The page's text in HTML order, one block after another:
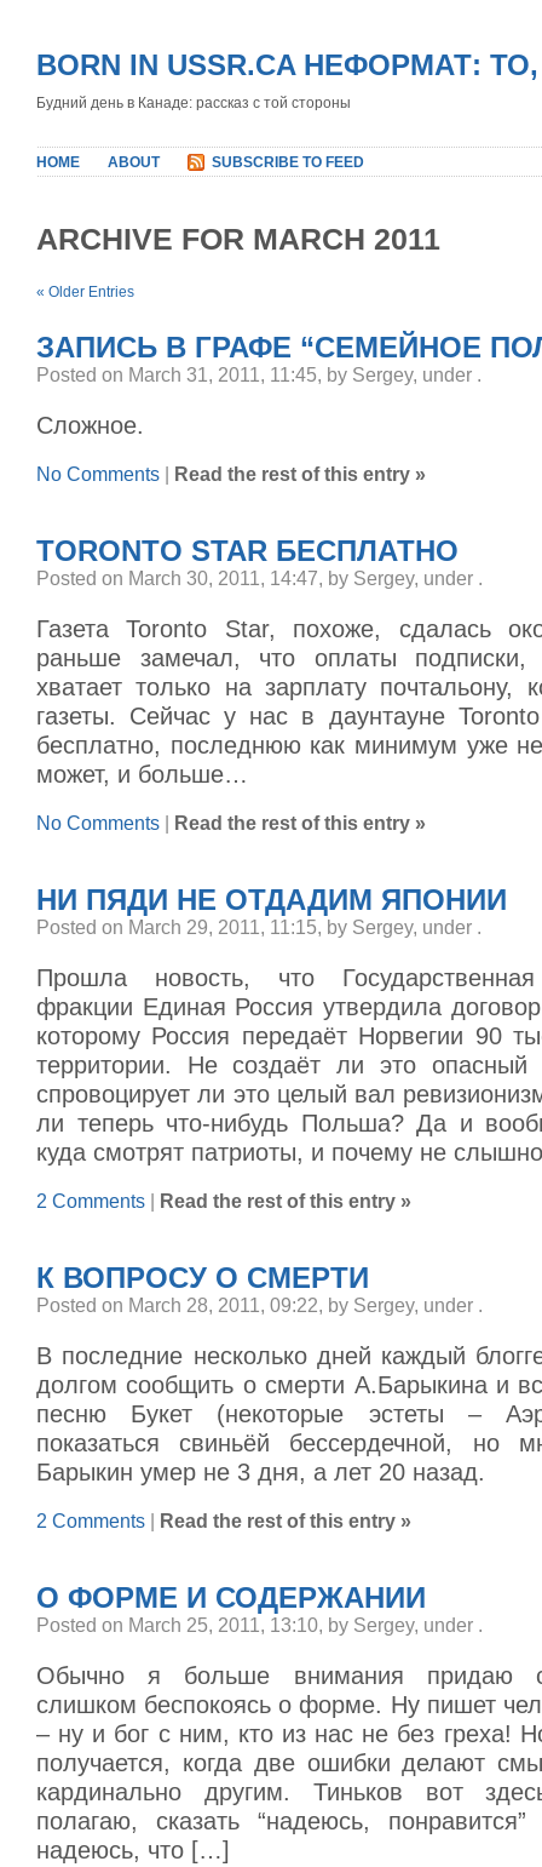
BORN IN USSR.CA НЕФОРМАТ:
Будний день в Канаде: рассказ с той стороны
HOME ABOUT SUBSCRIBE TO FEED
ARCHIVE FOR MARCH 2011
« Older Entries
ЗАПИСЬ В ГРАФЕ “СЕМЕЙНОЕ
Posted on March 31, 2011, 11:45, by Sergey, under .
Сложное.
No Comments Read the rest of this entry »
TORONTO STAR БЕСПЛАТНО
Posted on March 30, 2011, 14:47, by Sergey, under .
Газета Toronto Star, похоже, сдалась
раньше замечал, что оплаты
хватает только на зарплату почтальону,
газеты. Сейчас у нас в даунтауне
бесплатно, последнюю как минимум уже
может, и больше…
No Comments Read the rest of this entry »
НИ ПЯДИ НЕ ОТДАДИМ ЯПОНИИ
Posted on March 29, 2011, 11:15, by Sergey, under .
Прошла новость, что
фракции Единая Россия утвердила
которому Россия передаёт Норвегии 90
территории. Не создаёт ли это опасный
спровоцирует ли это целый вал
ли теперь что-нибудь Польша? Да и
куда смотрят патриоты, и почему не
2 Comments Read the rest of this entry »
К ВОПРОСУ О СМЕРТИ
Posted on March 28, 2011, 09:22, by Sergey, under .
В последние несколько дней каждый
долгом сообщить о смерти А.Барыкина и
песню Букет (некоторые эстеты –
показаться свиньёй бессердечной, но
Барыкин умер не 3 дня, а лет 20 назад.
2 Comments Read the rest of this entry »
О ФОРМЕ И СОДЕРЖАНИИ
Posted on March 25, 2011, 13:10, by Sergey, under .
Обычно я больше внимания придаю
слишком беспокоясь о форме. Ну пишет
– ну и бог с ним, кто из нас не без греха!
получается, когда две ошибки делают
кардинально другим. Тиньков вот
полагаю, сказать “надеюсь,
надеюсь, что […]